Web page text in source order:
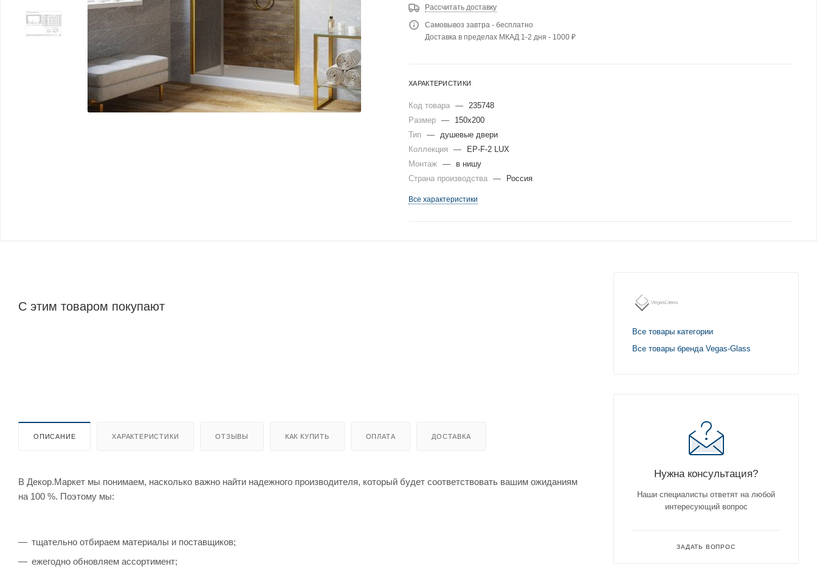
Рассчитать доставку
Самовывоз завтра - бесплатно
Доставка в пределах МКАД 1-2 дня - 1000 ₽
ХАРАКТЕРИСТИКИ
Код товара — 235748
Размер —
150x200
Тип
— душевые двери
Коллекция
—
EP-F-2 LUX
Монтаж —
в нишу
Страна производства — Россия
Все характеристики
С этим товаром покупают
ОПИСАНИЕ ХАРАКТЕРИСТИКИ ОТЗЫВЫ КАК КУПИТЬ ОПЛАТА ДОСТАВКА
В Декор.Маркет мы понимаем, насколько важно найти надежного производителя, который будет соответствовать вашим ожиданиям
на 100 %. Поэтому мы:
тщательно отбираем материалы и поставщиков;
ежегодно обновляем ассортимент;
Все товары категории
Все товары бренда Vegas-Glass
Нужна консультация?
Наши специалисты ответят на любой
интересующий вопрос
ЗАДАТЬ ВОПРОС